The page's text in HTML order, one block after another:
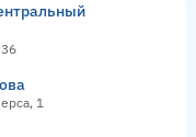
1